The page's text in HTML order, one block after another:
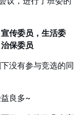
传委员，生活委
保委员
没有参与竞选的同
良多~